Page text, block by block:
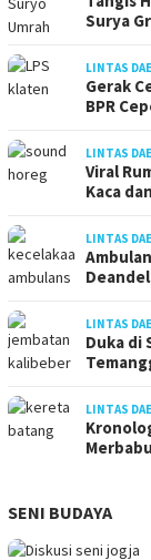
Surya
LINTAS
Gerak
BPR
LINTAS
Viral
Kaca
LINTAS
LINTAS
Duka di
LINTAS
SENI BUDAYA